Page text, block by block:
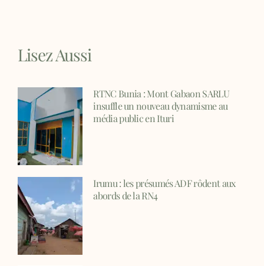
Lisez Aussi
RTNC Bunia : Mont Gabaon SARLU
insuffle un nouveau dynamisme au
média public en Ituri
Irumu : les présumés ADF rôdent aux
abords de la RN4